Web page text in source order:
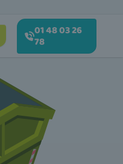
01 48 03 26
78